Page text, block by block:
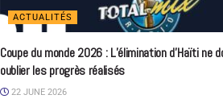
ACTUALITÉS
Coupe du monde 2026 : L’élimination d’Haïti ne
oublier les progrès réalisés
22 JUNE 2026